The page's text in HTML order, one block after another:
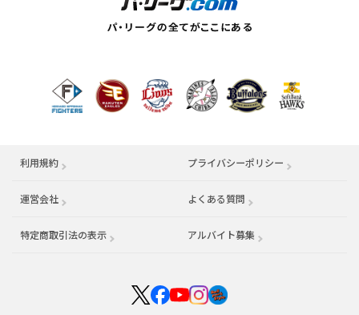
利用規約 プライバシーポリシー
運営会社 （別ウィンドウで開く） よくある質問
特定商取引法の表示 アルバイト募集 （別ウィンドウで開く